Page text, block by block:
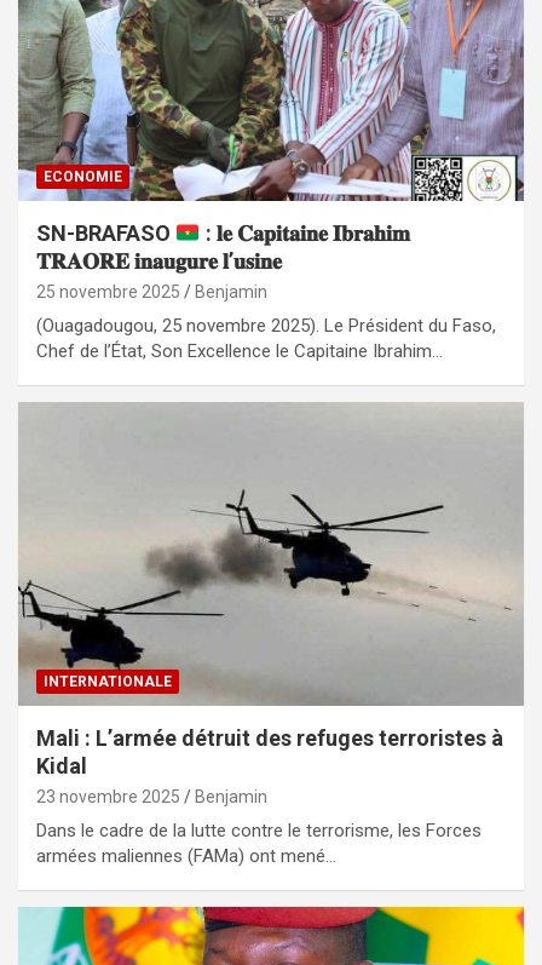
ECONOMIE
‎SN-BRAFASO
: 𝐥𝐞 𝐂𝐚𝐩𝐢𝐭𝐚𝐢𝐧𝐞 𝐈𝐛𝐫𝐚𝐡𝐢𝐦
𝐓𝐑𝐀𝐎𝐑𝐄 𝐢𝐧𝐚𝐮𝐠𝐮𝐫𝐞 𝐥’𝐮𝐬𝐢𝐧𝐞
25 novembre 2025 Benjamin
‎‎(Ouagadougou, 25 novembre 2025). Le Président du Faso,
Chef de l’État, Son Excellence le Capitaine Ibrahim…
INTERNATIONALE
Mali : L’armée détruit des refuges terroristes à
Kidal
23 novembre 2025 Benjamin
Dans le cadre de la lutte contre le terrorisme, les Forces
armées maliennes (FAMa) ont mené…